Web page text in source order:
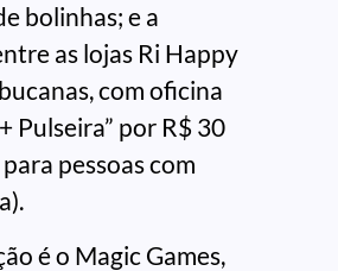
bolinhas; e a
as lojas Ri Happy
com oficina
Pulseira” por R$ 30
pessoas com
é o Magic Games,